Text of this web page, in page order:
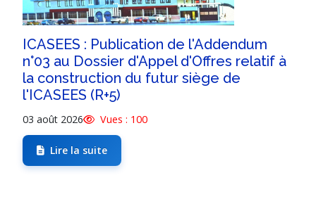
ICASEES : Publication de l'Addendum
n°03 au Dossier d'Appel d'Offres relatif à
la construction du futur siège de
l'ICASEES (R+5)
03 août 2026 Vues : 100
Lire la suite